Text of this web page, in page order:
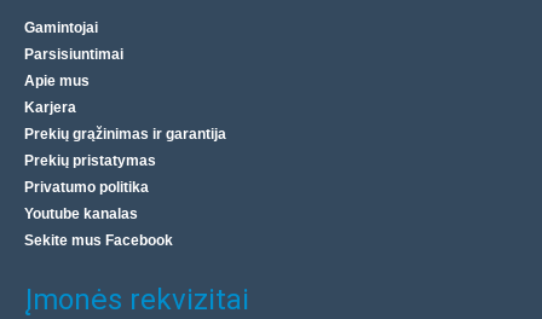
Gamintojai
Parsisiuntimai
Apie mus
Karjera
Prekių grąžinimas ir garantija
Prekių pristatymas
Privatumo politika
Youtube kanalas
Sekite mus Facebook
Įmonės rekvizitai